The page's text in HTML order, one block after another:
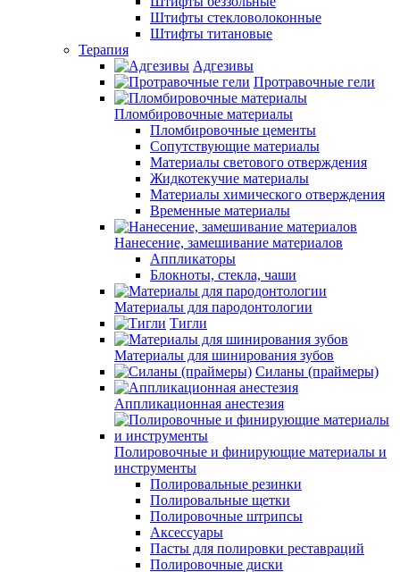
Штифты стекловолоконные
Штифты титановые
Терапия
Адгезивы
Протравочные гели
Пломбировочные материалы
Пломбировочные цементы
Сопутствующие материалы
Материалы светового отверждения
Жидкотекучие материалы
Материалы химического отверждения
Временные материалы
Нанесение, замешивание материалов
Аппликаторы
Блокноты, стекла, чаши
Материалы для пародонтологии
Тигли
Материалы для шинирования зубов
Силаны (праймеры)
Аппликационная анестезия
Полировочные и финирующие материалы и
инструменты
Полировальные резинки
Полировальные щетки
Полировочные штрипсы
Аксессуары
Пасты для полировки реставраций
Полировочные диски